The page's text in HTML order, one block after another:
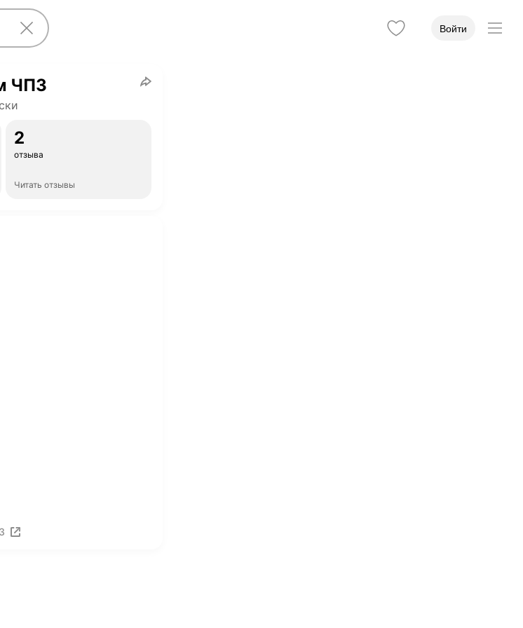
Войти
ЧП3
2
отзыва
Читать отзывы